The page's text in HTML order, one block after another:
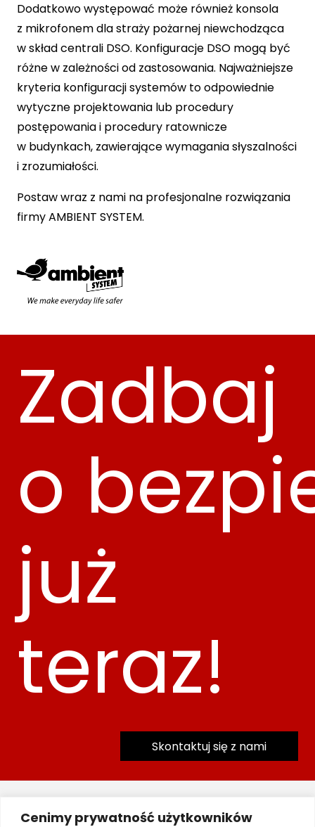
Cenimy prywatność użytkowników
Dodatkowo występować może również konsola
z mikrofonem dla straży pożarnej niewchodząca
w skład centrali DSO. Konfiguracje DSO mogą być
różne w zależności od zastosowania. Najważniejsze
kryteria konfiguracji systemów to odpowiednie
wytyczne projektowania lub procedury
postępowania i procedury ratownicze
w budynkach, zawierające wymagania słyszalności
i zrozumiałości.
Postaw wraz z nami na profesjonalne rozwiązania
firmy AMBIENT SYSTEM.
Zadbaj
o
już
teraz!
Skontaktuj się z nami
Oferta